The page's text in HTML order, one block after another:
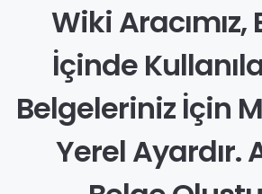
Wiki Aracımız,
İçinde
Belgeleriniz İçin
Yerel Ayardır.